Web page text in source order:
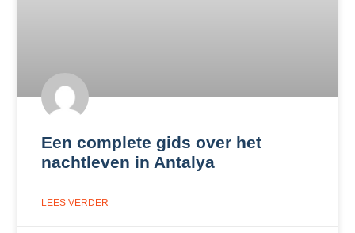
Een complete gids over het
nachtleven in Antalya
LEES VERDER